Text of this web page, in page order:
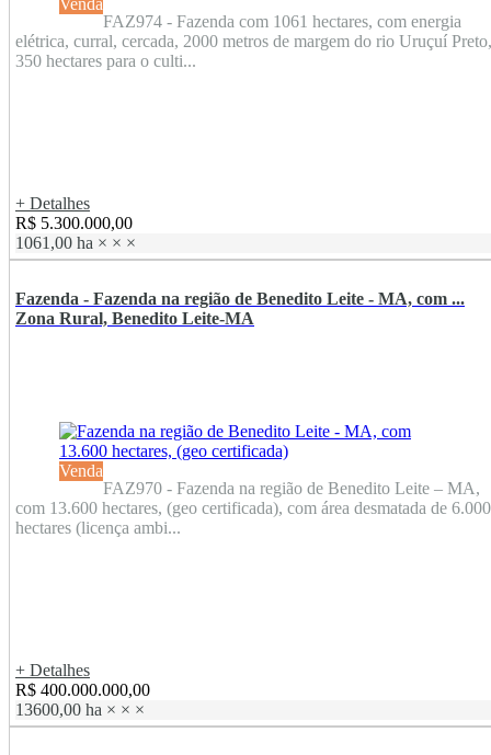
FAZ974 - Fazenda com 1061 hectares, com energia
elétrica, curral, cercada, 2000 metros de margem do rio Uruçuí Preto,
350 hectares para o culti...
+ Detalhes
R$ 5.300.000,00
1061,00 ha × × ×
Fazenda - Fazenda na região de Benedito Leite - MA, com ...
Zona Rural, Benedito Leite-MA
Venda
FAZ970 - Fazenda na região de Benedito Leite – MA,
com 13.600 hectares, (geo certificada), com área desmatada de 6.000
hectares (licença ambi...
+ Detalhes
R$ 400.000.000,00
13600,00 ha × × ×